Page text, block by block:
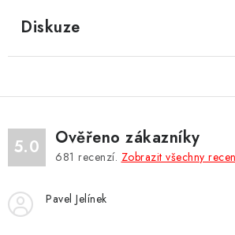
Diskuze
5.0 Ověřeno zákazníky
681 recenzí. Zobrazit všechny
Pavel Jelínek